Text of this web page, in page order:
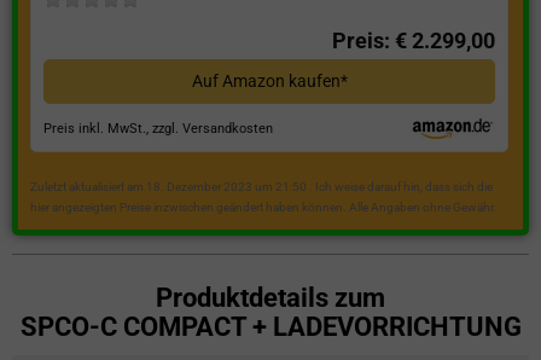
Preis: € 2.299,00
Auf Amazon kaufen*
Preis inkl. MwSt., zzgl. Versandkosten
Zuletzt aktualisiert am 18. Dezember 2023 um 21:50 . Ich weise darauf hin, dass sich die
hier angezeigten Preise inzwischen geändert haben können. Alle Angaben ohne Gewähr.
Produktdetails zum
SPCO-C COMPACT + LADEVORRICHTUNG